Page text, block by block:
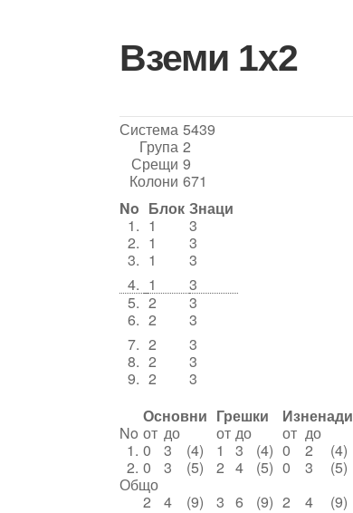
content
Вземи 1х2
Система 5439
Група 2
Срещи 9
Колони 671
No Блок Знаци
1. 1
3
2. 1
3
3. 1
3
4. 1
3
5. 2
3
6. 2
3
7. 2
3
8. 2
3
9. 2
3
Основни Грешки
Изненади
No от до от до от до
1. 0 3 (4) 1 3 (4) 0 2
(4)
2. 0 3 (5) 2 4 (5) 0 3
(5)
Общо
2
4 (9) 3 6 (9) 2 4
(9)